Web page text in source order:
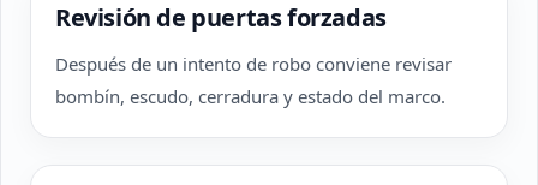
Revisión de puertas forzadas
Después de un intento de robo conviene revisar
bombín, escudo, cerradura y estado del marco.